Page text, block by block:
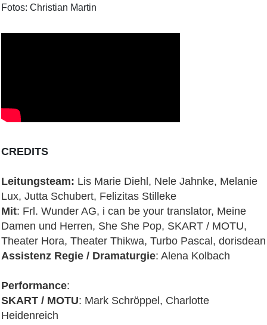
Fotos: Christian Martin
CREDITS
Leitungsteam: Lis Marie Diehl, Nele Jahnke, Melanie
Lux, Jutta Schubert, Felizitas Stilleke
Mit: Frl. Wunder AG, i can be your translator, Meine
Damen und Herren, She She Pop, SKART / MOTU,
Theater Hora, Theater Thikwa, Turbo Pascal, dorisdean
Assistenz Regie / Dramaturgie: Alena Kolbach
Performance:
SKART / MOTU: Mark Schröppel, Charlotte
Heidenreich